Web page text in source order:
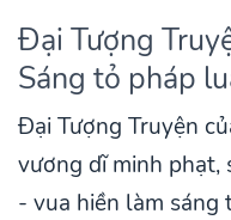
Đại Tượng
Sáng tỏ pháp
Đại Tượng Truyện
vương dĩ minh phạt,
- vua hiền làm sáng